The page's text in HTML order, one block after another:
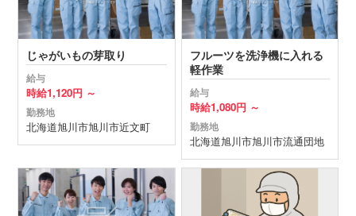
じゃがいもの芽取り
給与
時給1,120円 ～
勤務地
北海道旭川市旭川市近文町
フルーツを洗浄機に入れる
軽作業
給与
時給1,080円 ～
勤務地
北海道旭川市旭川市流通団地